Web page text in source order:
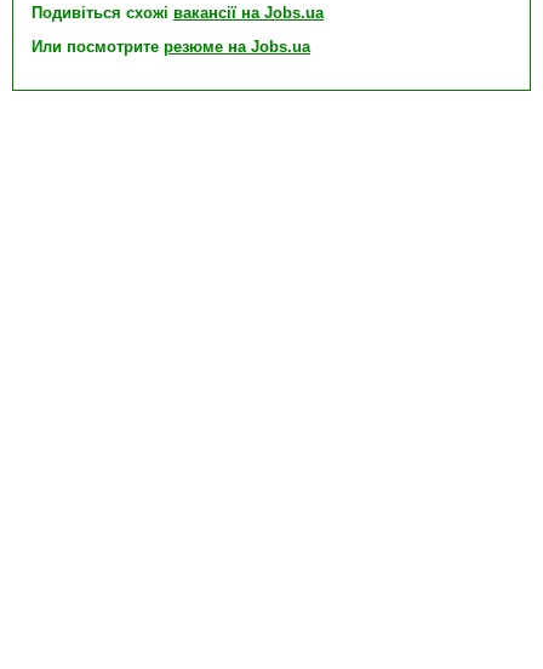
Подивіться схожі вакансії на Jobs.ua
Или посмотрите резюме на Jobs.ua